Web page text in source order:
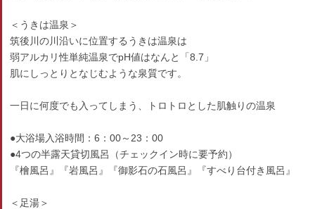
＜うきは温泉＞
筑後川の川沿いに位置するうきは温泉は
弱アルカリ性単純温泉でpH値はなんと「8.7」
肌にしっとりとなじむような泉質です。
一日に何度でも入ってしまう、トロトロとした肌触りの温泉
●大浴場入浴時間：6：00～23：00
●4つの半露天貸切風呂（チェックイン時に要予約）
『檜風呂』『岩風呂』『御影石の石風呂』『すべり台付き風呂』
＜足湯＞